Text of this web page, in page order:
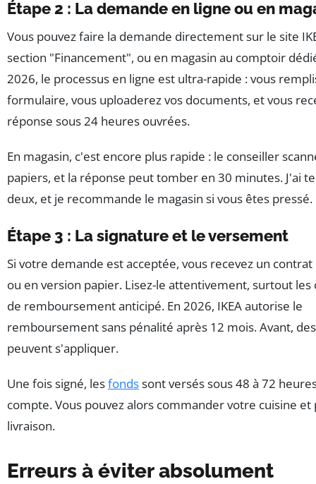
Étape 2 : La demande en ligne ou en
Vous pouvez faire la demande directement sur le site
section "Financement", ou en magasin au comptoir
2026, le processus en ligne est ultra-rapide : vous
formulaire, vous uploaderez vos documents, et vous
réponse sous 24 heures ouvrées.
En magasin, c'est encore plus rapide : le conseiller
papiers, et la réponse peut tomber en 30 minutes. J'ai
deux, et je recommande le magasin si vous êtes pressé.
Étape 3 : La signature et le versement
Si votre demande est acceptée, vous recevez un
ou en version papier. Lisez-le attentivement, surtout les
de remboursement anticipé. En 2026, IKEA autorise le
remboursement sans pénalité après 12 mois. Avant,
peuvent s'appliquer.
Une fois signé, lesfondssont versés sous 48 à 72
compte. Vous pouvez alors commander votre cuisine et
livraison.
Erreurs à éviter absolument